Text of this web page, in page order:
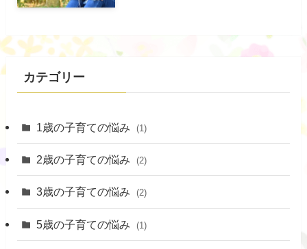
カテゴリー
1歳の子育ての悩み (1)
2歳の子育ての悩み (2)
3歳の子育ての悩み (2)
5歳の子育ての悩み (1)